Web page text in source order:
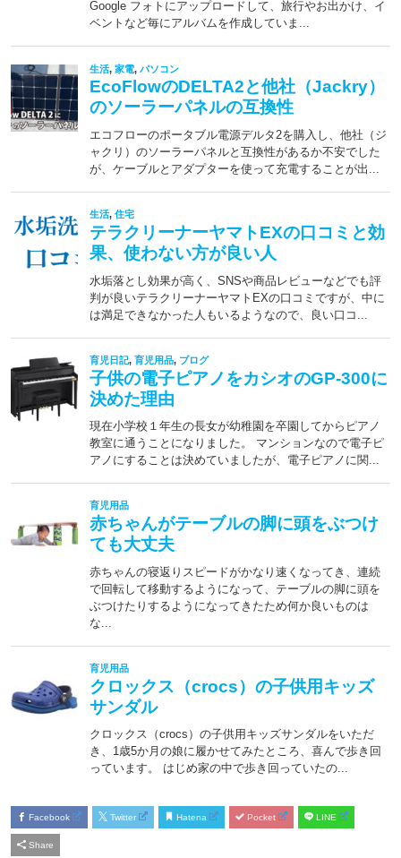
Facebook Twitter Hatena Pocket LINE
Share